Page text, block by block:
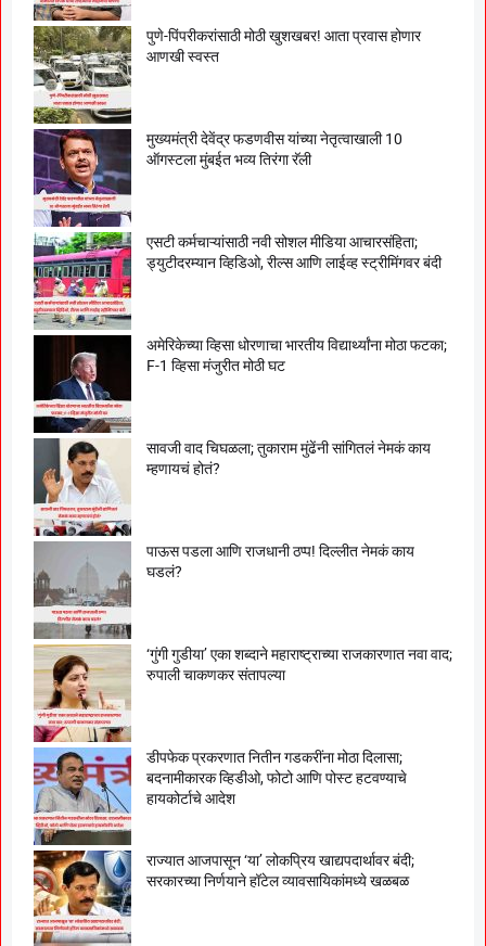
पुणे-पिंपरीकरांसाठी मोठी खुशखबर! आता प्रवास होणार
आणखी स्वस्त
मुख्यमंत्री देवेंद्र फडणवीस यांच्या नेतृत्वाखाली 10
ऑगस्टला मुंबईत भव्य तिरंगा रॅली
एसटी कर्मचाऱ्यांसाठी नवी सोशल मीडिया आचारसंहिता;
ड्युटीदरम्यान व्हिडिओ, रील्स आणि लाईव्ह स्ट्रीमिंगवर बंदी
अमेरिकेच्या व्हिसा धोरणाचा भारतीय विद्यार्थ्यांना मोठा फटका;
F-1 व्हिसा मंजुरीत मोठी घट
सावजी वाद चिघळला; तुकाराम मुंढेंनी सांगितलं नेमकं काय
म्हणायचं होतं?
पाऊस पडला आणि राजधानी ठप्प! दिल्लीत नेमकं काय
घडलं?
‘गुंगी गुडीया’ एका शब्दाने महाराष्ट्राच्या राजकारणात नवा वाद;
रुपाली चाकणकर संतापल्या
डीपफेक प्रकरणात नितीन गडकरींना मोठा दिलासा;
बदनामीकारक व्हिडीओ, फोटो आणि पोस्ट हटवण्याचे
हायकोर्टाचे आदेश
राज्यात आजपासून ‘या’ लोकप्रिय खाद्यपदार्थावर बंदी;
सरकारच्या निर्णयाने हॉटेल व्यावसायिकांमध्ये खळबळ